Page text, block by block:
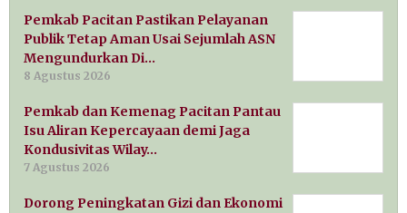
Pemkab Pacitan Pastikan Pelayanan
Publik Tetap Aman Usai Sejumlah ASN
Mengundurkan Di…
8 Agustus 2026
Pemkab dan Kemenag Pacitan Pantau
Isu Aliran Kepercayaan demi Jaga
Kondusivitas Wilay…
7 Agustus 2026
Dorong Peningkatan Gizi dan Ekonomi